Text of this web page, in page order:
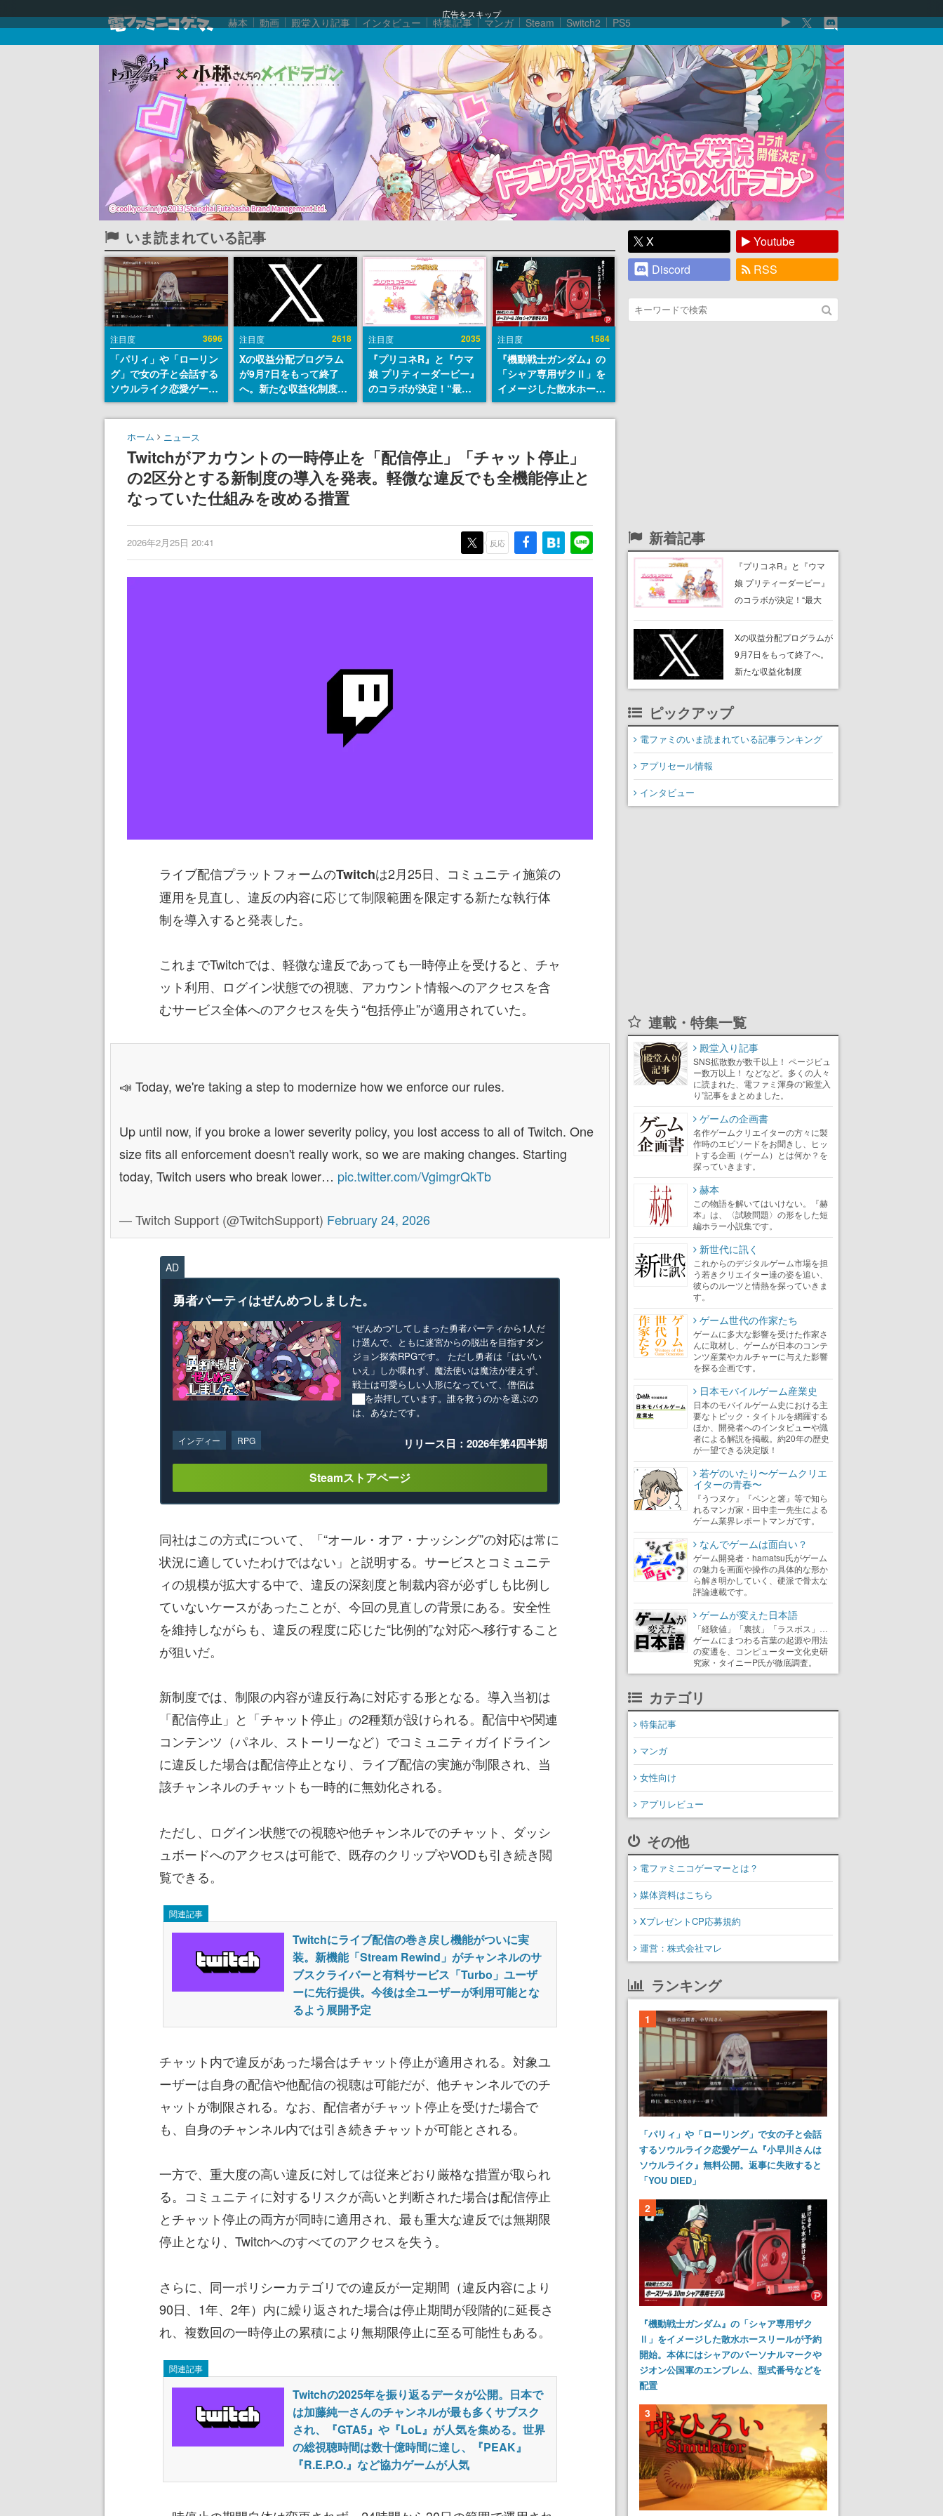
広告をスキップ
赫本 動画 殿堂入り記事 インタビュー 特集記事 マンガ Steam Switch2 PS5
いま読まれている記事
注目度 3696
「パリィ」や「ローリン
グ」で女の子と会話する
ソウルライク恋愛ゲーム
『小早川さんはソウルラ
イク』無料公開。返事に
失敗すると「YOU
注目度 2618
Xの収益分配プログラム
が9月7日をもって終了
へ。新たな収益化制度
「Original Content
Rewards Program」を
注目度 2035
『プリコネR』と『ウマ
娘 プリティーダービー』
のコラボが決定！“最大
170連無料”の8.5周年キ
ャンペーンなども発表
注目度 1584
『機動戦士ガンダム』の
「シャア専用ザクⅡ」を
イメージした散水ホース
リールが予約開始。本体
にはシャアのパーソナル
エンブレム、型式番号な
どを配置
ホーム ニュース
Twitchがアカウントの一時停止を「配信停止」「チャット停止」
の2区分とする新制度の導入を発表。軽微な違反でも全機能停止と
なっていた仕組みを改める措置
2026年2月25日 20:41 反応
ライブ配信プラットフォームのTwitchは2月25日、コミュニティ施策の
運用を見直し、違反の内容に応じて制限範囲を限定する新たな執行体
制を導入すると発表した。
これまでTwitchでは、軽微な違反であっても一時停止を受けると、チャ
ット利用、ログイン状態での視聴、アカウント情報へのアクセスを含
むサービス全体へのアクセスを失う“包括停止”が適用されていた。
📣 Today, we're taking a step to modernize how we enforce our rules.
Up until now, if you broke a lower severity policy, you lost access to all of Twitch. One
size fits all enforcement doesn't really work, so we are making changes. Starting
today, Twitch users who break lower… pic.twitter.com/VgimgrQkTb
— Twitch Support (@TwitchSupport) February 24, 2026
AD
勇者パーティはぜんめつしました。
“ぜんめつ”してしまった勇者パーティから1人だ
け選んで、ともに迷宮からの脱出を目指すダン
ジョン探索RPGです。 ただし勇者は「はい/い
いえ」しか喋れず、魔法使いは魔法が使えず、
戦士は可愛らしい人形になっていて、僧侶は
██を崇拝しています。誰を救うのかを選ぶの
は、あなたです。
インディー RPG リリース日：2026年第4四半期
Steamストアページ
同社はこの方式について、「“オール・オア・ナッシング”の対応は常に
状況に適していたわけではない」と説明する。サービスとコミュニテ
ィの規模が拡大する中で、違反の深刻度と制裁内容が必ずしも比例し
ていないケースがあったことが、今回の見直しの背景にある。安全性
を維持しながらも、違反の程度に応じた“比例的”な対応へ移行すること
が狙いだ。
新制度では、制限の内容が違反行為に対応する形となる。導入当初は
「配信停止」と「チャット停止」の2種類が設けられる。配信中や関連
コンテンツ（パネル、ストーリーなど）でコミュニティガイドライン
に違反した場合は配信停止となり、ライブ配信の実施が制限され、当
該チャンネルのチャットも一時的に無効化される。
ただし、ログイン状態での視聴や他チャンネルでのチャット、ダッシ
ュボードへのアクセスは可能で、既存のクリップやVODも引き続き閲
覧できる。
関連記事
Twitchにライブ配信の巻き戻し機能がついに実
装。新機能「Stream Rewind」がチャンネルのサ
ブスクライバーと有料サービス「Turbo」ユーザ
ーに先行提供。今後は全ユーザーが利用可能とな
るよう展開予定
チャット内で違反があった場合はチャット停止が適用される。対象ユ
ーザーは自身の配信や他配信の視聴は可能だが、他チャンネルでのチ
ャットが制限される。なお、配信者がチャット停止を受けた場合で
も、自身のチャンネル内では引き続きチャットが可能とされる。
一方で、重大度の高い違反に対しては従来どおり厳格な措置が取られ
る。コミュニティに対するリスクが高いと判断された場合は配信停止
とチャット停止の両方が同時に適用され、最も重大な違反では無期限
停止となり、Twitchへのすべてのアクセスを失う。
さらに、同一ポリシーカテゴリでの違反が一定期間（違反内容により
90日、1年、2年）内に繰り返された場合は停止期間が段階的に延長さ
れ、複数回の一時停止の累積により無期限停止に至る可能性もある。
関連記事
Twitchの2025年を振り返るデータが公開。日本で
は加藤純一さんのチャンネルが最も多くサブスク
され、『GTA5』や『LoL』が人気を集める。世界
の総視聴時間は数十億時間に達し、『PEAK』
『R.E.P.O.』など協力ゲームが人気
X
Youtube
Discord
RSS
新着記事
『プリコネR』と『ウマ
娘 プリティーダービー』
のコラボが決定！“最大
ンペーンなども発表
Xの収益分配プログラムが
9月7日をもって終了へ。
新たな収益化制度
「Original Content
ピックアップ
電ファミのいま読まれている記事ランキング
アプリセール情報
インタビュー
連載・特集一覧
殿堂入り記事
SNS拡散数が数千以上！ ページビュ
ー数万以上！ などなど。多くの人々
に読まれた、電ファミ渾身の“殿堂入
り”記事をまとめました。
ゲームの企画書
名作ゲームクリエイターの方々に製
作時のエピソードをお聞きし、ヒッ
トする企画（ゲーム）とは何か？を
探っていきます。
赫本
この物語を解いてはいけない。『赫
本』は、〈試験問題〉の形をした短
編ホラー小説集です。
新世代に訊く
これからのデジタルゲーム市場を担
う若きクリエイター達の姿を追い、
彼らのルーツと情熱を探っていきま
す。
ゲーム世代の作家たち
ゲームに多大な影響を受けた作家さ
んに取材し、ゲームが日本のコンテ
ンツ産業やカルチャーに与えた影響
を探る企画です。
日本モバイルゲーム産業史
日本のモバイルゲーム史における主
要なトピック・タイトルを網羅する
ほか、開発者へのインタビューや識
者による解説を掲載。約20年の歴史
が一望できる決定版！
若ゲのいたり〜ゲームクリエ
イターの青春〜
『うつヌケ』『ペンと箸』等で知ら
れるマンガ家・田中圭一先生による
ゲーム業界レポートマンガです。
なんでゲームは面白い？
ゲーム開発者・hamatsu氏がゲーム
の魅力を画面や操作の具体的な形か
ら解き明かしていく、硬派で骨太な
評論連載です。
ゲームが変えた日本語
「経験値」「裏技」「ラスボス」…
ゲームにまつわる言葉の起源や用法
の変遷を、コンピューター文化史研
究家・タイニーP氏が徹底調査。
カテゴリ
特集記事
マンガ
女性向け
アプリレビュー
その他
電ファミニコゲーマーとは？
媒体資料はこちら
XプレゼントCP応募規約
運営：株式会社マレ
ランキング
1
「パリィ」や「ローリング」で女の子と会話
するソウルライク恋愛ゲーム『小早川さんは
ソウルライク』無料公開。返事に失敗すると
「YOU DIED」
2
『機動戦士ガンダム』の「シャア専用ザク
Ⅱ」をイメージした散水ホースリールが予約
開始。本体にはシャアのパーソナルマークや
ジオン公国軍のエンブレム、型式番号などを
配置
3